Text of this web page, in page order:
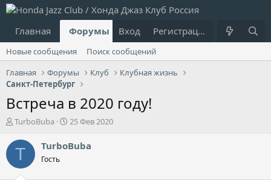
Главная Форумы Что нового?
Вход Регистрация
Новые сообщения
Поиск сообщений
Главная
Форумы Клуб
Клубная жизнь
Санкт-Петербург
Встреча в 2020 году!
А
т
р
TurboBuba
Д
т
25 Фев 2020
T TurboBuba
Гость